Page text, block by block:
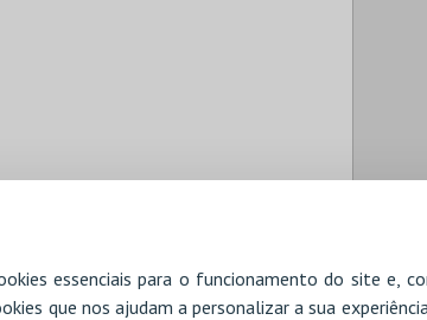
essenciais para o funcionamento do site e,
que nos ajudam a personalizar a sua